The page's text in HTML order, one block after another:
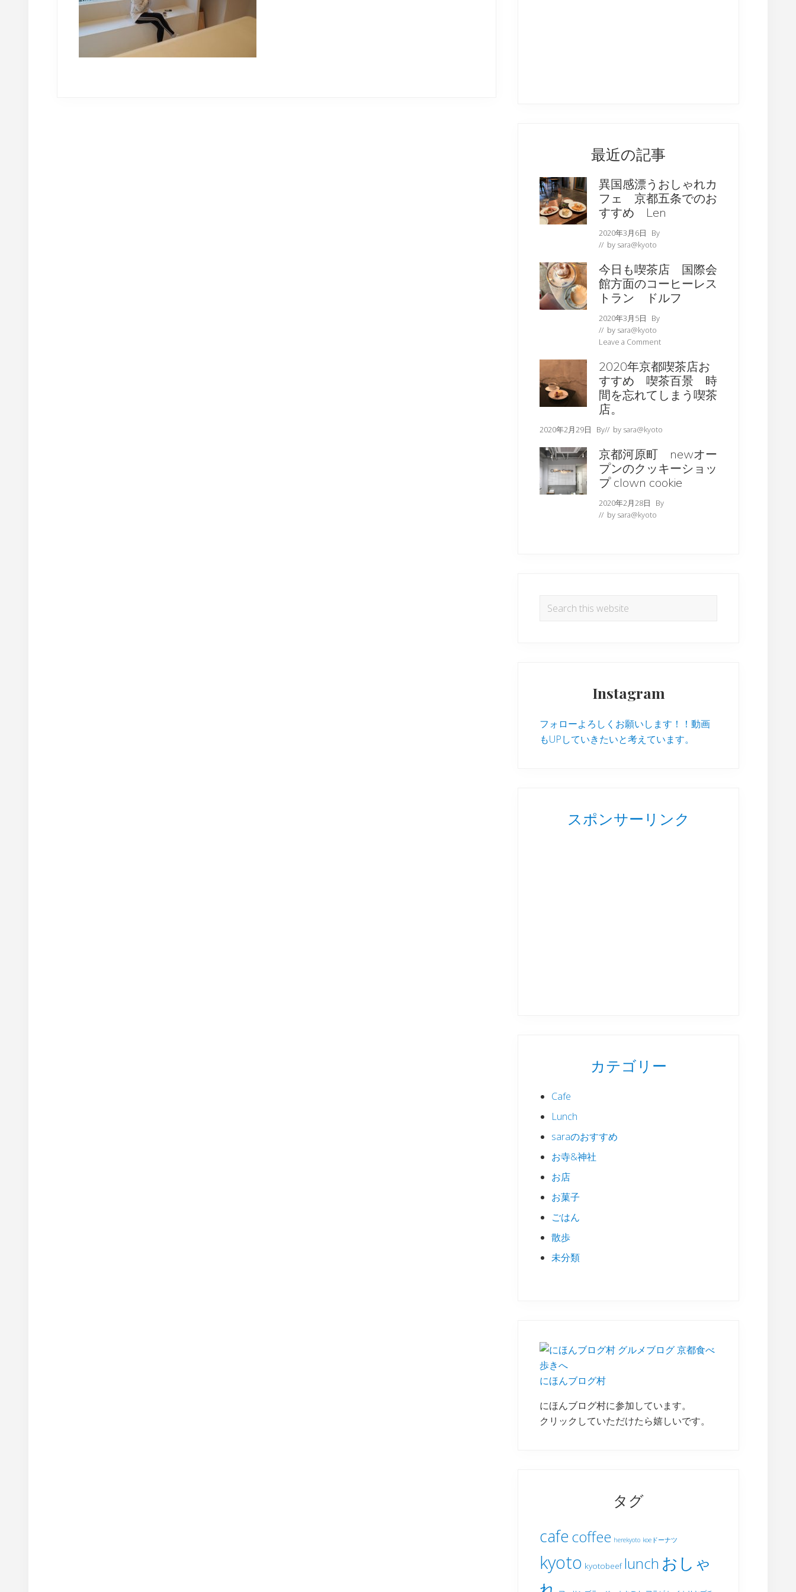
最近の記事
異国感漂うおしゃれカ
フェ 京都五条でのお
すすめ Len
2020年3月6日
By
// by sara@kyoto
今日も喫茶店 国際会
館方面のコーヒーレス
トラン ドルフ
2020年3月5日
By
// by sara@kyoto
Leave a Comment
2020年京都喫茶店お
すすめ 喫茶百景 時
間を忘れてしまう喫茶
店。
2020年2月29日 By// by sara@kyoto
京都河原町 newオー
プンのクッキーショッ
プ clown cookie
2020年2月28日
By
// by sara@kyoto
Search
Instagram
フォローよろしくお願いします！！動画
もUPしていきたいと考えています。
スポンサーリンク
カテゴリー
Cafe
Lunch
saraのおすすめ
お寺&神社
お店
お菓子
ごはん
散歩
未分類
にほんブログ村
にほんブログ村に参加しています。
クリックしていただけたら嬉しいです。
タグ
cafe coffee herekyoto koeドーナツ
kyoto kyotobeef lunch おしゃ